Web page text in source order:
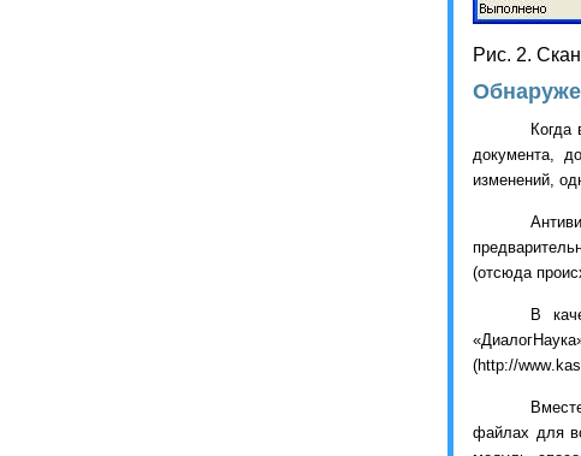
Рис. 2.
Когда
документа,
изменений,
(отсюда
В
(http://www.
файлах для